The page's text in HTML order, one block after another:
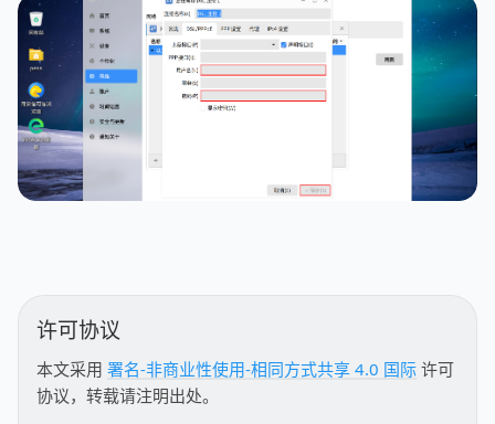
许可协议
本文采用 署名-非商业性使用-相同方式共享 4.0 国际 许可
协议，转载请注明出处。